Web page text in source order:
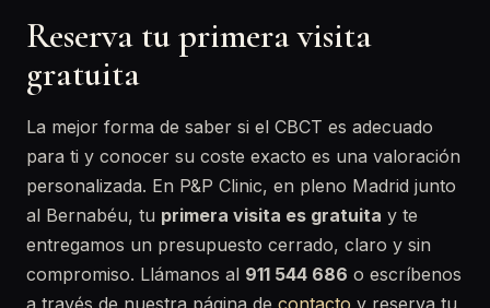
Reserva tu primera visita
gratuita
La mejor forma de saber si el CBCT es adecuado
para ti y conocer su coste exacto es una valoración
personalizada. En P&P Clinic, en pleno Madrid junto
al Bernabéu, tu primera visita es gratuita y te
entregamos un presupuesto cerrado, claro y sin
compromiso. Llámanos al 911 544 686 o escríbenos
a través de nuestra página de contacto y reserva tu